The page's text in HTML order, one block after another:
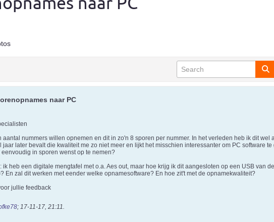
naar PC
aantal nummers willen opnemen en dit in zo'n 8 sporen per nummer. In het verleden heb ik dit
jaar later bevalt die kwaliteit me zo niet meer en lijkt het misschien interessanter om PC software
in sporen wenst op te nemen?
ik heb een digitale mengtafel met o.a. Aes out, maar hoe krijg ik dit aangesloten op een USB van
En zal dit werken met eender welke opnamesoftware? En hoe zit't met de opnamekwaliteit?
jullie feedback
; 17-11-17, 21:11.